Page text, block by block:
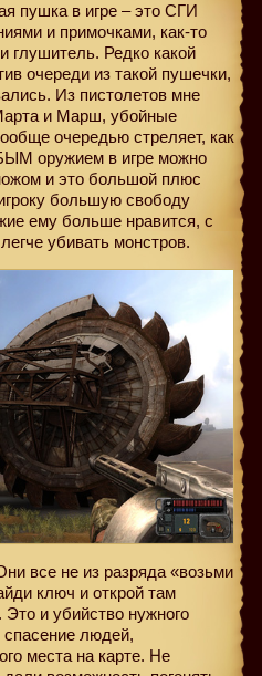
пушка в игре – это СГИ
и примочками, как-то
глушитель. Редко какой
очереди из такой пушечки,
Из пистолетов мне
и Марш, убойные
очередью стреляет, как
оружием в игре можно
и это большой плюс
большую свободу
ему больше нравится, с
убивать монстров.
все не из разряда «возьми
ключ и открой там
Это и убийство нужного
спасение людей,
места на карте. Не